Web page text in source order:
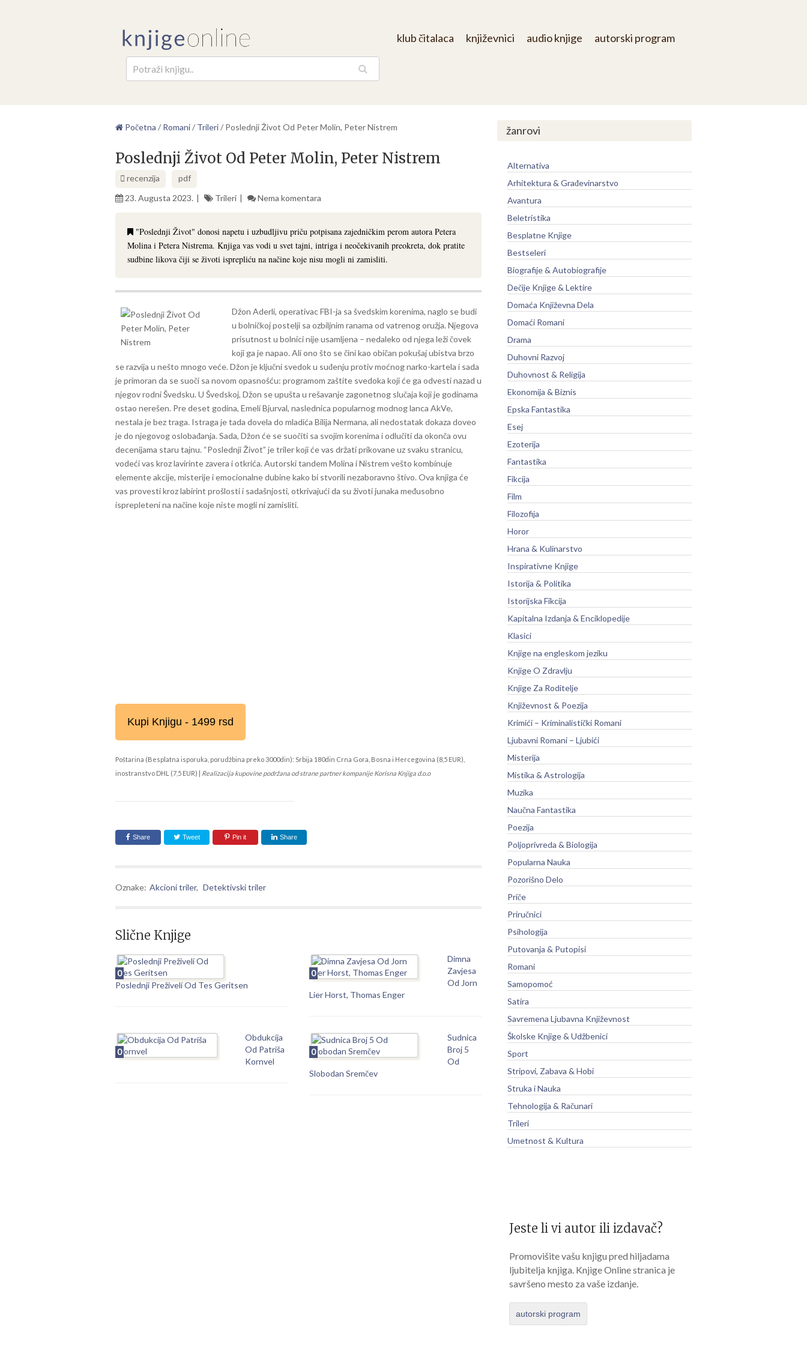
klub čitalaca književnici audio knjige autorski program
Početna / Romani/ Trileri/ Poslednji Život Od Peter Molin, Peter Nistrem
Poslednji Život Od Peter Molin, Peter Nistrem
recenzija
pdf
23. Augusta 2023.
Trileri Nema komentara
"Poslednji Život" donosi napetu i uzbudljivu priču potpisana zajedničkim perom autora Petera
Molina i Petera Nistrema. Knjiga vas vodi u svet tajni, intriga i neočekivanih preokreta, dok pratite
sudbine likova čiji se životi isprepliću na načine koje nisu mogli ni zamisliti.
Džon Aderli, operativac FBI-ja sa švedskim korenima, naglo se budi
u bolničkoj postelji sa ozbiljnim ranama od vatrenog oružja. Njegova
prisutnost u bolnici nije usamljena – nedaleko od njega leži čovek
koji ga je napao. Ali ono što se čini kao običan pokušaj ubistva brzo
se razvija u nešto mnogo veće. Džon je ključni svedok u suđenju protiv moćnog narko-kartela i sada
je primoran da se suoči sa novom opasnošću: programom zaštite svedoka koji će ga odvesti nazad u
njegov rodni Švedsku. U Švedskoj, Džon se upušta u rešavanje zagonetnog slučaja koji je godinama
ostao nerešen. Pre deset godina, Emeli Bjurval, naslednica popularnog modnog lanca AkVe,
nestala je bez traga. Istraga je tada dovela do mladića Bilija Nermana, ali nedostatak dokaza doveo
je do njegovog oslobađanja. Sada, Džon će se suočiti sa svojim korenima i odlučiti da okonča ovu
decenijama staru tajnu. “Poslednji Život” je triler koji će vas držati prikovane uz svaku stranicu,
vodeći vas kroz lavirinte zavera i otkrića. Autorski tandem Molina i Nistrem vešto kombinuje
elemente akcije, misterije i emocionalne dubine kako bi stvorili nezaboravno štivo. Ova knjiga će
vas provesti kroz labirint prošlosti i sadašnjosti, otkrivajući da su životi junaka međusobno
isprepleteni na načine koje niste mogli ni zamisliti.
Kupi Knjigu - 1499 rsd
Poštarina (Besplatna isporuka, porudžbina preko 3000din): Srbija 180din Crna Gora, Bosna i Hercegovina (8,5 EUR),
inostranstvo DHL (7,5 EUR) | Realizacija kupovine podržana od strane partner kompanije Korisna Knjiga d.o.o
Share Tweet Pin it Share
Oznake: Akcioni triler, Detektivski triler
Slične Knjige
0
Poslednji Preživeli Od Tes Geritsen
0
Dimna
Zavjesa
Od Jorn
Lier Horst, Thomas Enger
0
Obdukcija
Od Patriša
Kornvel
0
Sudnica
Broj 5
Od
Slobodan Sremčev
žanrovi
Alternativa
Arhitektura & Građevinarstvo
Avantura
Beletristika
Besplatne Knjige
Bestseleri
Biografije & Autobiografije
Dečije Knjige & Lektire
Domaća Književna Dela
Domaći Romani
Drama
Duhovni Razvoj
Duhovnost & Religija
Ekonomija & Biznis
Epska Fantastika
Esej
Ezoterija
Fantastika
Fikcija
Film
Filozofija
Horor
Hrana & Kulinarstvo
Inspirativne Knjige
Istorija & Politika
Istorijska Fikcija
Kapitalna Izdanja & Enciklopedije
Klasici
Knjige na engleskom jeziku
Knjige O Zdravlju
Knjige Za Roditelje
Književnost & Poezija
Krimići – Kriminalistički Romani
Ljubavni Romani – Ljubići
Misterija
Mistika & Astrologija
Muzika
Naučna Fantastika
Poezija
Poljoprivreda & Biologija
Popularna Nauka
Pozorišno Delo
Priče
Priručnici
Psihologija
Putovanja & Putopisi
Romani
Samopomoć
Satira
Savremena Ljubavna Književnost
Školske Knjige & Udžbenici
Sport
Stripovi, Zabava & Hobi
Struka i Nauka
Tehnologija & Računari
Trileri
Umetnost & Kultura
Jeste li vi autor ili izdavač?
Promovišite vašu knjigu pred hiljadama
ljubitelja knjiga. Knjige Online stranica je
savršeno mesto za vaše izdanje.
autorski program